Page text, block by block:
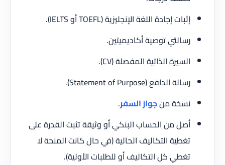
إثبات إجادة اللغة الإنجليزية (TOEFL أو IELTS).
رسالتي توصية أكاديميتين.
السيرة الذاتية المفصلة (CV).
رسالة الدافع (Statement of Purpose).
نسخة منجواز السفر.
أصل من الحساب البنكي أو وثيقة تثبت القدرة على
تغطية التكاليف الحالية (في حال كانت المنحة لا
تغطي كل التكاليف أو للطلبات الأولية).